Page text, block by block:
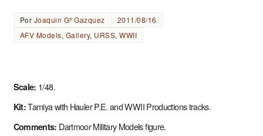
Por Joaquin Gª Gazquez
2011/08/16
AFV Models, Gallery, URSS,WWII
Scale: 1/48.
Kit:Tamiya with Hauler P.E. and WWII Productions tracks.
Comments: Dartmoor Military Models figure.